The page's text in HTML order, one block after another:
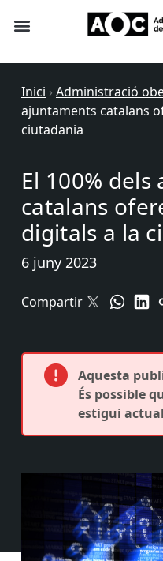
Inici › Administració
ajuntaments catalans
ciutadania
El 100%
catalans
digitals a la
6 juny 2023
Compartir
Aquesta
És possible
estigui